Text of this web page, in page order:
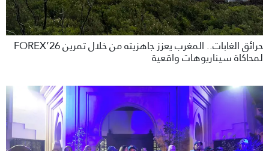
حرائق الغابات.. المغرب يعزز جاهزيته من خلال تمرين FOREX’26
لمحاكاة سيناريوهات واقعية